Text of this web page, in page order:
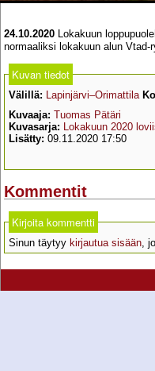
24.10.2020 Lokakuun
normaaliksi lokakuun alun
Kuvan tiedot
Välillä: Lapinjärvi–Orimattila
Kuvaaja: Tuomas Pätäri
Kuvasarja: Lokakuun 2020
Lisätty: 09.11.2020 17:50
Kommentit
Kirjoita kommentti
Sinun täytyy kirjautua sisään ,